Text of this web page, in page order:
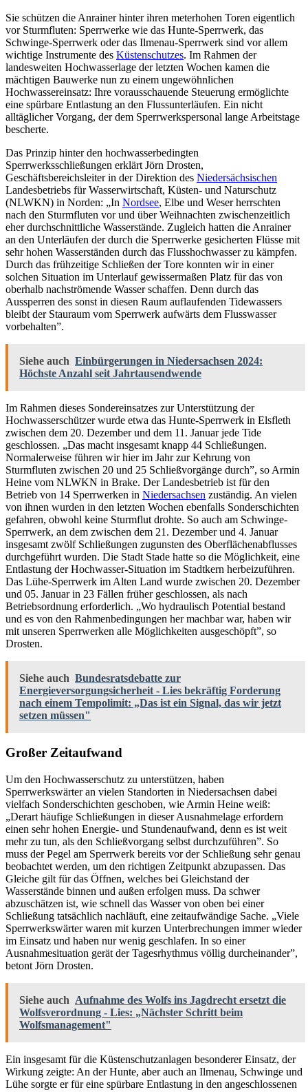
Sie schützen die Anrainer hinter ihren meterhohen Toren eigentlich
vor Sturmfluten: Sperrwerke wie das Hunte-Sperrwerk, das
Schwinge-Sperrwerk oder das Ilmenau-Sperrwerk sind vor allem
wichtige Instrumente des Küstenschutzes. Im Rahmen der
landesweiten Hochwasserlage der letzten Wochen kamen die
mächtigen Bauwerke nun zu einem ungewöhnlichen
Hochwassereinsatz: Ihre vorausschauende Steuerung ermöglichte
eine spürbare Entlastung an den Flussunterläufen. Ein nicht
alltäglicher Vorgang, der dem Sperrwerkspersonal lange Arbeitstage
bescherte.
Das Prinzip hinter den hochwasserbedingten
Sperrwerksschließungen erklärt Jörn Drosten,
Geschäftsbereichsleiter in der Direktion des Niedersächsischen
Landesbetriebs für Wasserwirtschaft, Küsten- und Naturschutz
(NLWKN) in Norden: „In Nordsee, Elbe und Weser herrschten
nach den Sturmfluten vor und über Weihnachten zwischenzeitlich
eher durchschnittliche Wasserstände. Zugleich hatten die Anrainer
an den Unterläufen der durch die Sperrwerke gesicherten Flüsse mit
sehr hohen Wasserständen durch das Flusshochwasser zu kämpfen.
Durch das frühzeitige Schließen der Tore konnten wir in einer
solchen Situation im Unterlauf gewissermaßen Platz für das von
oberhalb nachströmende Wasser schaffen. Denn durch das
Aussperren des sonst in diesen Raum auflaufenden Tidewassers
bleibt der Stauraum vom Sperrwerk aufwärts dem Flusswasser
vorbehalten”.
Siehe auch Einbürgerungen in Niedersachsen 2024:
Höchste Anzahl seit Jahrtausendwende
Im Rahmen dieses Sondereinsatzes zur Unterstützung der
Hochwasserschützer wurde etwa das Hunte-Sperrwerk in Elsfleth
zwischen dem 20. Dezember und dem 11. Januar jede Tide
geschlossen. „Das macht insgesamt knapp 44 Schließungen.
Normalerweise führen wir hier im Jahr zur Kehrung von
Sturmfluten zwischen 20 und 25 Schließvorgänge durch”, so Armin
Heine vom NLWKN in Brake. Der Landesbetrieb ist für den
Betrieb von 14 Sperrwerken in Niedersachsen zuständig. An vielen
von ihnen wurden in den letzten Wochen ebenfalls Sonderschichten
gefahren, obwohl keine Sturmflut drohte. So auch am Schwinge-
Sperrwerk, an dem zwischen dem 21. Dezember und 4. Januar
insgesamt zwölf Schließungen zugunsten des Oberflächenabflusses
durchgeführt wurden. Die Stadt Stade hatte so die Möglichkeit, eine
Entlastung der Hochwasser-Situation im Stadtkern herbeizuführen.
Das Lühe-Sperrwerk im Alten Land wurde zwischen 20. Dezember
und 05. Januar in 23 Fällen früher geschlossen, als nach
Betriebsordnung erforderlich. „Wo hydraulisch Potential bestand
und es von den Rahmenbedingungen her machbar war, haben wir
mit unseren Sperrwerken alle Möglichkeiten ausgeschöpft”, so
Drosten.
Siehe auch Bundesratsdebatte zur
Energieversorgungsicherheit - Lies bekräftig Forderung
nach einem Tempolimit: „Das ist ein Signal, das wir jetzt
setzen müssen"
Großer Zeitaufwand
Um den Hochwasserschutz zu unterstützen, haben
Sperrwerkswärter an vielen Standorten in Niedersachsen dabei
vielfach Sonderschichten geschoben, wie Armin Heine weiß:
„Derart häufige Schließungen in dieser Ausnahmelage erfordern
einen sehr hohen Energie- und Stundenaufwand, denn es ist weit
mehr zu tun, als den Schließvorgang selbst durchzuführen”. So
muss der Pegel am Sperrwerk bereits vor der Schließung sehr genau
beobachtet werden, um den richtigen Zeitpunkt abzupassen. Das
Gleiche gilt für das Öffnen, welches bei Gleichstand der
Wasserstände binnen und außen erfolgen muss. Da schwer
abzuschätzen ist, wie schnell das Wasser von oben bei einer
Schließung tatsächlich nachläuft, eine zeitaufwändige Sache. „Viele
Sperrwerkswärter waren mit kurzen Unterbrechungen immer wieder
im Einsatz und haben nur wenig geschlafen. In so einer
Ausnahmesituation gerät der Tagesrhythmus völlig durcheinander”,
betont Jörn Drosten.
Siehe auch Aufnahme des Wolfs ins Jagdrecht ersetzt die
Wolfsverordnung - Lies: „Nächster Schritt beim
Wolfsmanagement"
Ein insgesamt für die Küstenschutzanlagen besonderer Einsatz, der
Wirkung zeigte: An der Hunte, aber auch an Ilmenau, Schwinge und
Lühe sorgte er für eine spürbare Entlastung in den angeschlossenen